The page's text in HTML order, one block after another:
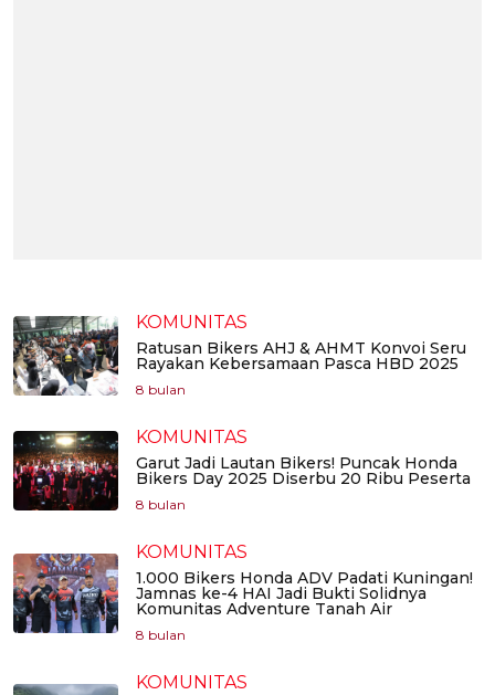
KOMUNITAS
Ratusan Bikers AHJ & AHMT Konvoi Seru
Rayakan Kebersamaan Pasca HBD 2025
8 bulan
KOMUNITAS
Garut Jadi Lautan Bikers! Puncak Honda
Bikers Day 2025 Diserbu 20 Ribu Peserta
8 bulan
KOMUNITAS
1.000 Bikers Honda ADV Padati Kuningan!
Jamnas ke-4 HAI Jadi Bukti Solidnya
Komunitas Adventure Tanah Air
8 bulan
KOMUNITAS